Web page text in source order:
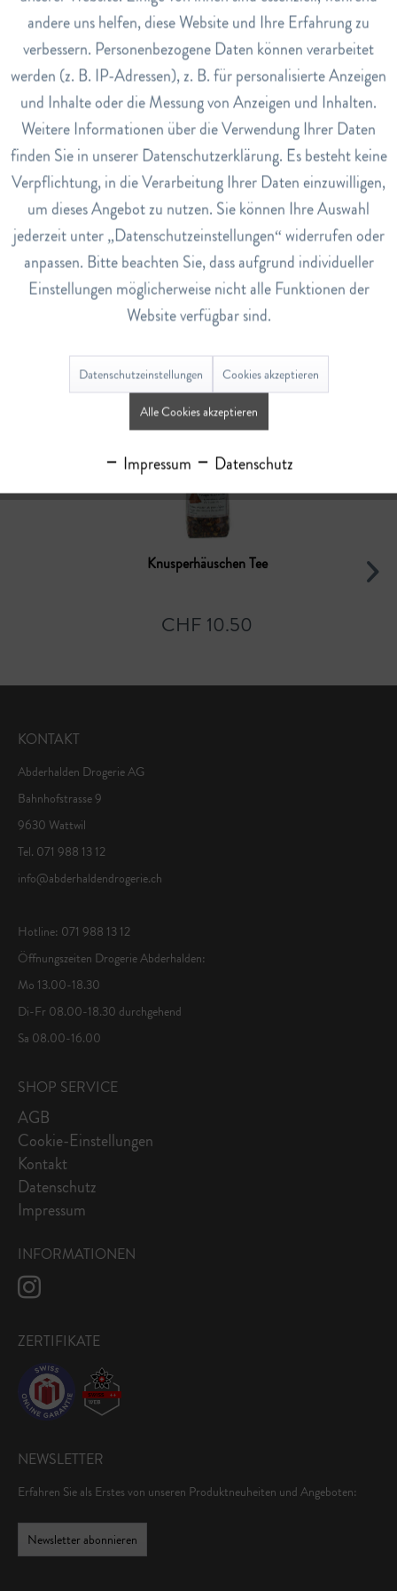
Anwendung
Giessen Sie den Tee mit sprudelnd kochendem Wasser auf
und lassen Sie ihn mindestens 5 Minuten ziehen.
Art.Nr.
110012935
EAN
7612102300365
Lagerbestand
3
Bewertungen 0
Bewertungen lesen, schreiben und diskutieren...
Ähnliche Artikel
Knusperhäuschen Tee
CHF 10.50
KONTAKT
Abderhalden Drogerie AG
Bahnhofstrasse 9
9630 Wattwil
Tel. 071 988 13 12
info@abderhaldendrogerie.ch
Hotline: 071 988 13 12
Öffnungszeiten Drogerie Abderhalden:
Mo 13.00-18.30
Di-Fr 08.00-18.30 durchgehend
Sa 08.00-16.00
SHOP SERVICE
AGB
Cookie-Einstellungen
Kontakt
Datenschutz
Impressum
INFORMATIONEN
ZERTIFIKATE
NEWSLETTER
Erfahren Sie als Erstes von unseren Produktneuheiten und Angeboten:
Newsletter abonnieren
Marketing Inaktiv
Tracking Inaktiv
Service Inaktiv
andere uns helfen, diese Website und Ihre Erfahrung zu
verbessern. Personenbezogene Daten können verarbeitet
werden (z. B. IP-Adressen), z. B. für personalisierte Anzeigen
und Inhalte oder die Messung von Anzeigen und Inhalten.
Weitere Informationen über die Verwendung Ihrer Daten
finden Sie in unserer Datenschutzerklärung. Es besteht keine
Verpflichtung, in die Verarbeitung Ihrer Daten einzuwilligen,
um dieses Angebot zu nutzen. Sie können Ihre Auswahl
jederzeit unter „Datenschutzeinstellungen“ widerrufen oder
anpassen. Bitte beachten Sie, dass aufgrund individueller
Einstellungen möglicherweise nicht alle Funktionen der
Website verfügbar sind.
Datenschutzeinstellungen Cookies akzeptieren
Alle Cookies akzeptieren
Impressum Datenschutz